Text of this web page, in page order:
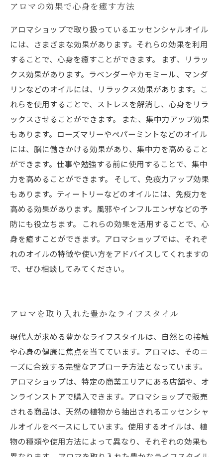
アロマの効果で心身を癒す方法
アロマショップで取り扱っているエッセンシャルオイル
には、さまざまな効果があります。それらの効果を利用
することで、心身を癒すことができます。 まず、リラッ
クス効果があります。ラベンダーやカモミール、マンダ
リンなどのオイルには、リラックス効果があります。こ
れらを使用することで、ストレスを解消し、心身をリラ
ックスさせることができます。 また、集中力アップ効果
もあります。ローズマリーやペパーミントなどのオイル
には、脳に働きかける効果があり、集中力を高めること
ができます。仕事や勉強する前に使用することで、集中
力を高めることができます。 そして、免疫力アップ効果
もあります。ティートリーなどのオイルには、免疫力を
高める効果があります。風邪やインフルエンザなどの予
防にも役立ちます。 これらの効果を活用することで、心
身を癒すことができます。アロマショップでは、それぞ
れのオイルの特徴や使い方をアドバイスしてくれますの
で、ぜひ相談してみてください。
アロマを取り入れた豊かなライフスタイル
現代人が求める豊かなライフスタイルは、自然との接触
や心身の健康に焦点を当てています。アロマは、そのニ
ーズに合致する完璧なアプローチ方法となっています。
アロマショップは、特定の商業エリアにある店舗や、オ
ンラインストアで購入できます。アロマショップで販売
される商品は、天然の植物から抽出されるエッセンシャ
ルオイルをベースにしています。使用するオイルは、植
物の種類や使用方法によって異なり、それぞれの効果も